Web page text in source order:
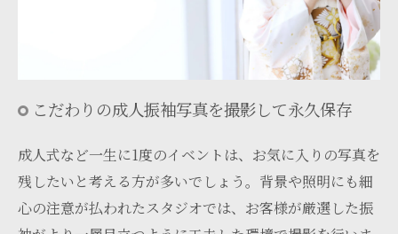
こだわりの成人振袖写真を撮影して永久保存
成人式など一生に1度のイベントは、お気に入りの写真を
残したいと考える方が多いでしょう。背景や照明にも細
心の注意が払われたスタジオでは、お客様が厳選した振